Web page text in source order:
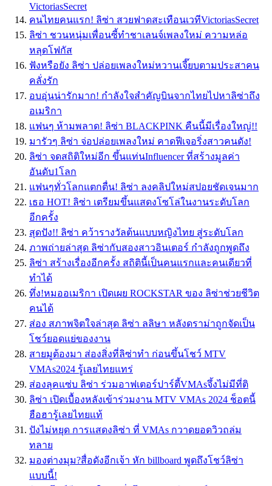
VictoriasSecret
คนไทยคนแรก! ลิซ่า สวยฟาดสะเทือนเวทีVictoriasSecret
ลิซ่า ชวนหนุ่มเพื่อนซี้ทำชาเลนจ์เพลงใหม่ ความหล่อ
หลุดโฟกัส
ฟังหรือยัง ลิซ่า ปล่อยเพลงใหม่หวานเจี๊ยบตามประสาคน
คลั่งรัก
อบอุ่นน่ารักมาก! กำลังใจสำคัญบินจากไทยไปหาลิซ่าถึง
อเมริกา
แฟนๆ ห้ามพลาด! ลิซ่า BLACKPINK คืนนี้มีเรื่องใหญ่!!
มารัวๆ ลิซ่า จ่อปล่อยเพลงใหม่ คาดฟีเจอริ่งสาวคนดัง!
ลิซ่า จดสถิติใหม่อีก ขึ้นแท่นInfluencer ที่สร้างมูลค่า
อันดับ1โลก
แฟนๆทั่วโลกแตกตื่น! ลิซ่า ลงคลิปใหม่สปอยชัดเจนมาก
เธอ HOT! ลิซ่า เตรียมขึ้นแสดงโซโล่ในงานระดับโลก
อีกครั้ง
สุดปัง!! ลิซ่า คว้ารางวัลต้นแบบหญิงไทย สู่ระดับโลก
ภาพถ่ายล่าสุด ลิซ่ากับสองสาวอินเตอร์ กำลังถูกพูดถึง
ลิซ่า สร้างเรื่องอีกครั้ง สถิตินี้เป็นคนแรกและคนเดียวที่
ทำได้
ทึ่ง!หมออเมริกา เปิดเผย ROCKSTAR ของ ลิซ่าช่วยชีวิต
คนได้
ส่อง สภาพจิตใจล่าสุด ลิซ่า ลลิษา หลังดราม่าถูกจัดเป็น
โชว์ยอดแย่ของงาน
สายมูต้องมา ส่องสิ่งที่ลิซ่าทำ ก่อนขึ้นโชว์ MTV
VMAs2024 รู้เลยไทยแทร่
ส่องลุคแซ่บ ลิซ่า ร่วมอาฟเตอร์ปาร์ตี้VMAsจึ้งไม่มีที่ติ
ลิซ่า เปิดเบื้องหลังเข้าร่วมงาน MTV VMAs 2024 ช็อตนี้
ฮือฮารู้เลยไทยเเท้
ปังไม่หยุด การแสดงลิซ่า ที่ VMAs กวาดยอดวิวถล่ม
ทลาย
มองต่างมุม?สื่อดังอีกเจ้า หัก billboard พูดถึงโชว์ลิซ่า
แบบนี้!